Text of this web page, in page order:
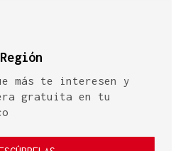
más te interesen y
gratuita en tu